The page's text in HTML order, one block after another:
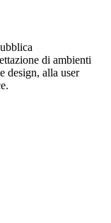
di ambienti
design, alla user